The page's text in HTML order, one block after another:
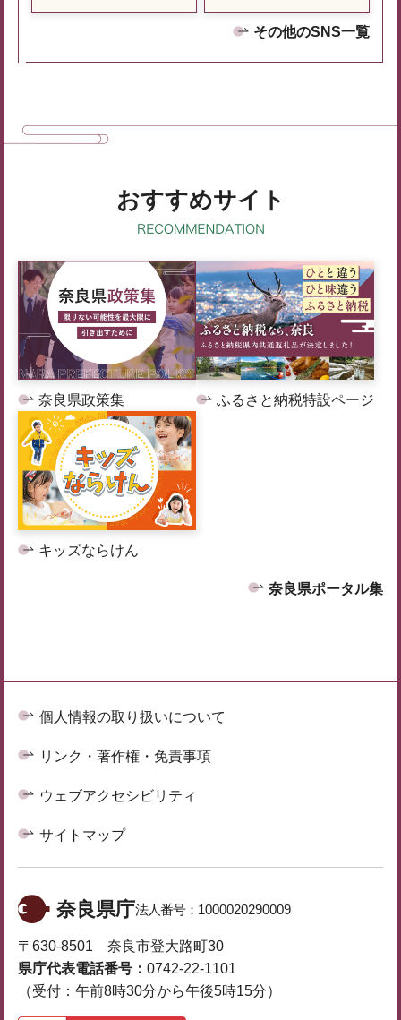
その他のSNS一覧
おすすめサイト
奈良県政策集 ふるさと納税特設ページ
キッズならけん
奈良県ポータル集
個人情報の取り扱いについて
リンク・著作権・免責事項
ウェブアクセシビリティ
サイトマップ
奈良県庁法人番号： 1000020290009
〒630-8501 奈良市登大路町30
県庁代表電話番号： 0742-22-1101
（受付：午前8時30分から午後5時15分）